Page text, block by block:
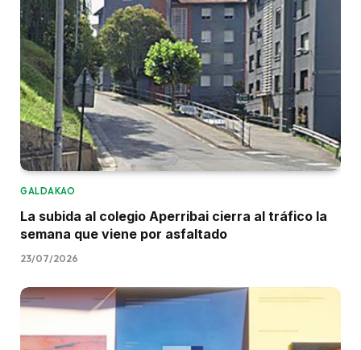
GALDAKAO
La subida al colegio Aperribai cierra al tráfico la
semana que viene por asfaltado
23/07/2026